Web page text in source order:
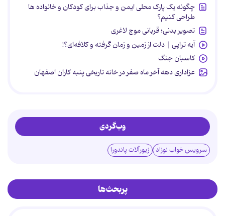
چگونه یک پارک محلی ایمن و جذاب برای کودکان و خانواده ها
طراحی کنیم؟
تصویر بدنی؛ قربانی موج لاغری
آیه تراپی | دلت از زمین و زمان گرفته و کلافه‌ای؟!
کاسبان جنگ
عزاداری دهه آخر ماه صفر در خانه تاریخی پنبه کاران اصفهان
وب‌گردی
سرویس خواب نوزاد زیورآلات پاندورا
پربحث‌ها